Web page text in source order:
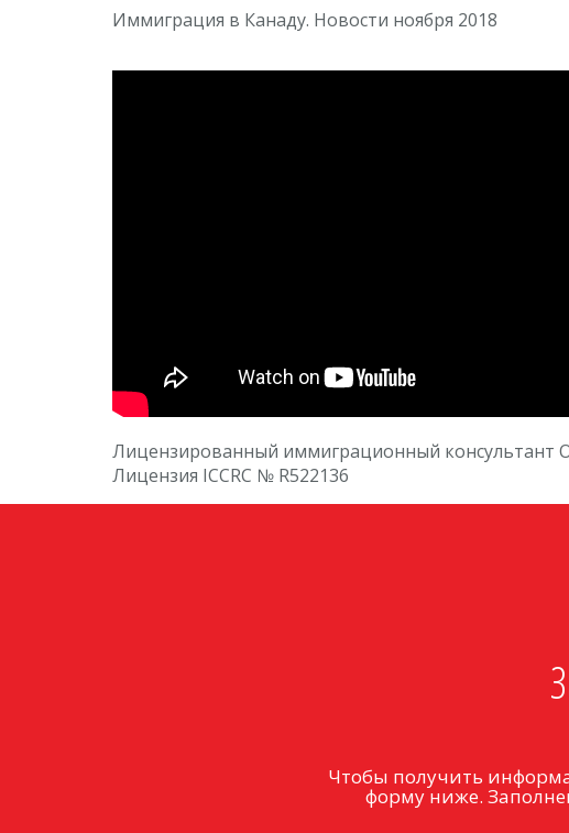
Иммиграция в Канаду. Новости ноября 2018
Лицензированный иммиграционный консультант
Лицензия ICCRC № R522136
Чтобы получить
форму ниже.